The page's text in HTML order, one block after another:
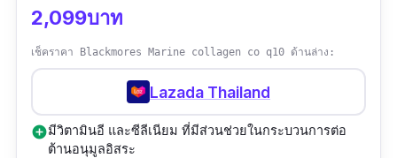
2,099บาท
เช็คราคา Blackmores Marine collagen co q10 ด้านล่าง:
Lazada Thailand
add_circleมีวิตามินอี และซีลีเนียม ที่มีส่วนช่วยในกระบวนการต่อ
ต้านอนุมูลอิสระ